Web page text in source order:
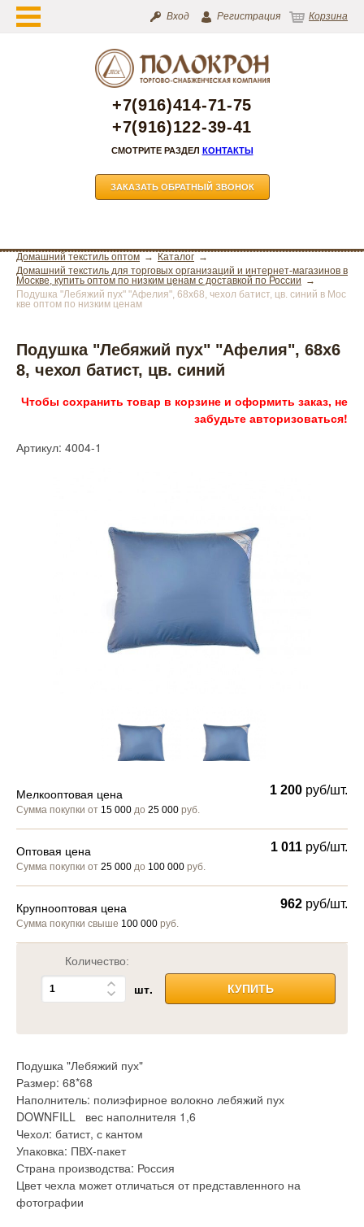
Вход Регистрация Корзина
+7(916)414-71-75
+7(916)122-39-41
СМОТРИТЕ РАЗДЕЛ КОНТАКТЫ
ЗАКАЗАТЬ ОБРАТНЫЙ ЗВОНОК
Домашний текстиль оптом
Каталог
Домашний текстиль для торговых организаций и интернет-магазинов в
Москве, купить оптом по низким ценам с доставкой по России
Подушка "Лебяжий пух" "Афелия", 68х68, чехол батист, цв. синий в Мос
кве оптом по низким ценам
Подушка "Лебяжий пух" "Афелия", 68х6
8, чехол батист, цв. синий
Чтобы сохранить товар в корзине и оформить заказ, не
забудьте авторизоваться!
Артикул: 4004-1
Мелкооптовая цена
Сумма покупки от 15 000 до 25 000 руб.
1 200 руб/шт.
Оптовая цена
Сумма покупки от 25 000 до 100 000 руб.
1 011 руб/шт.
Крупнооптовая цена
Сумма покупки свыше 100 000 руб.
962 руб/шт.
Количество:
шт. КУПИТЬ
Подушка "Лебяжий пух"
Размер: 68*68
Наполнитель: полиэфирное волокно лебяжий пух
DOWNFILL вес наполнителя 1,6
Чехол: батист, с кантом
Упаковка: ПВХ-пакет
Страна производства: Россия
Цвет чехла может отличаться от представленного на
фотографии